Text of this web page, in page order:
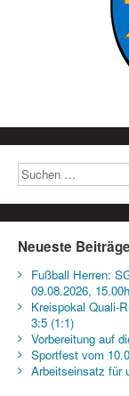
Neueste Beiträge
Fußball Herren:
09.08.2026, 15.00h
Kreispokal Quali-
3:5 (1:1)
Vorbereitung auf
Sportfest vom
Arbeitseinsatz für